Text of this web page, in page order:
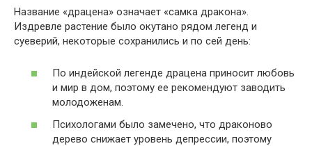
Название «драцена» означает «самка дракона».
Издревле растение было окутано рядом легенд и
суеверий, некоторые сохранились и по сей день:
По индейской легенде драцена приносит любовь
и мир в дом, поэтому ее рекомендуют заводить
молодоженам.
Психологами было замечено, что драконово
дерево снижает уровень депрессии, поэтому